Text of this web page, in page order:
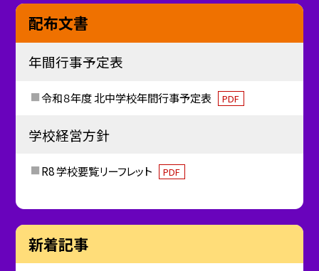
配布文書
年間行事予定表
令和８年度 北中学校年間行事予定表 PDF
学校経営方針
R8 学校要覧リーフレット PDF
新着記事